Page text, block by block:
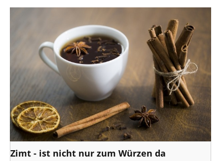
Zimt - ist nicht nur zum Würzen da